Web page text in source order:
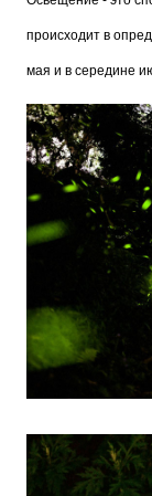
происходит в
мая и в середине